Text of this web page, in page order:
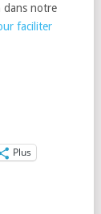
dans notre
faciliter
Plus